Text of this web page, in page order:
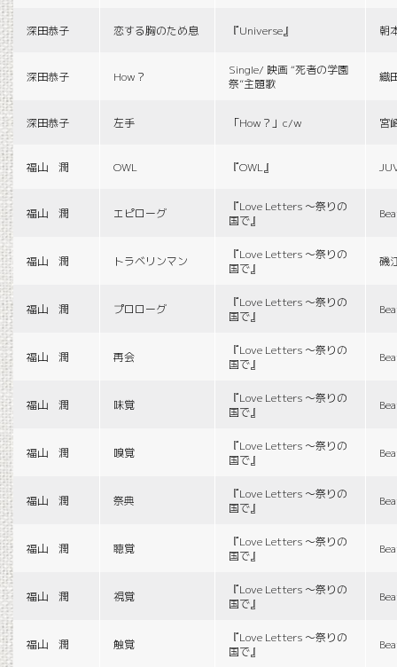
深田恭子 恋する胸のため息 『Universe』 朝
深田恭子 How？
Single/ 映画 “死者の学園
祭”主題歌
織
深田恭子 左手 「How？」c/w 宮
福山 潤 OWL 『OWL』
福山 潤 エピローグ
『Love Letters 〜祭りの
国で』
福山 潤 トラベリンマン
『Love Letters 〜祭りの
国で』
磯
福山 潤 プロローグ
『Love Letters 〜祭りの
国で』
福山 潤 再会
『Love Letters 〜祭りの
国で』
福山 潤 味覚
『Love Letters 〜祭りの
国で』
福山 潤 嗅覚
『Love Letters 〜祭りの
国で』
福山 潤 祭典
『Love Letters 〜祭りの
国で』
福山 潤 聴覚
『Love Letters 〜祭りの
国で』
福山 潤 視覚
『Love Letters 〜祭りの
国で』
福山 潤 触覚
『Love Letters 〜祭りの
国で』